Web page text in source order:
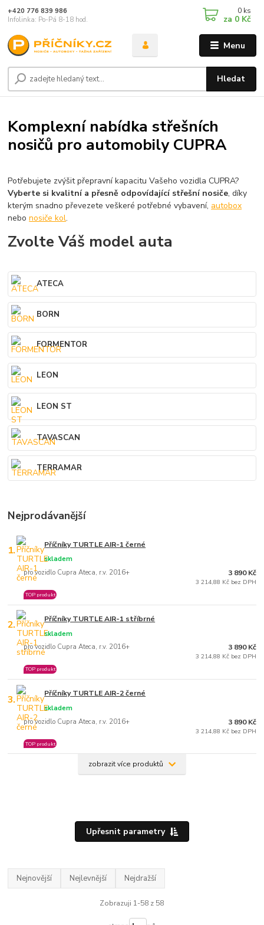
Menu
Hledat
+420 776 839 986
Infolinka: Po-Pá 8-18 hod.
0 ks
za 0 Kč
Komplexní nabídka střešních
nosičů pro automobily CUPRA
Potřebujete zvýšit přepravní kapacitu Vašeho vozidla CUPRA?
Vyberte si kvalitní a přesně odpovídající střešní nosiče, díky
kterým snadno převezete veškeré potřebné vybavení, autobox
nebonosiče kol.
Zvolte Váš model auta
ATECA
BORN
FORMENTOR
LEON
LEON ST
TAVASCAN
TERRAMAR
Nejprodávanější
1. Příčníky TURTLE AIR-1 černé
pro vozidlo Cupra Ateca, r.v. 2016+
skladem
TOP produkt
3 890 Kč
3 214,88 Kč bez DPH
2. Příčníky TURTLE AIR-1 stříbrné
pro vozidlo Cupra Ateca, r.v. 2016+
skladem
TOP produkt
3 890 Kč
3 214,88 Kč bez DPH
3. Příčníky TURTLE AIR-2 černé
pro vozidlo Cupra Ateca, r.v. 2016+
skladem
TOP produkt
3 890 Kč
3 214,88 Kč bez DPH
zobrazit více produktů
Upřesnit parametry
Nejnovější Nejlevnější Nejdražší
Zobrazuji 1-58 z 58